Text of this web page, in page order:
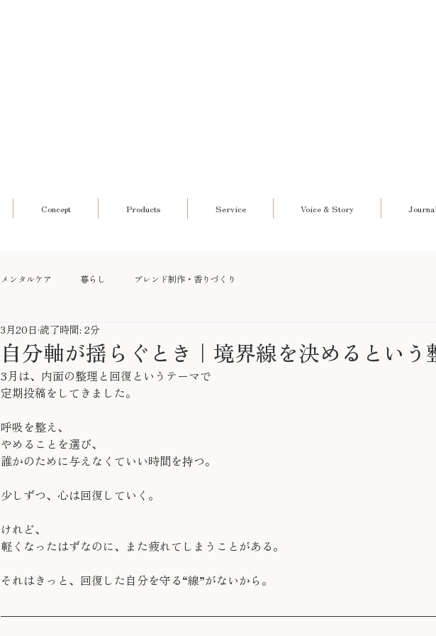
メンタルケア 暮らし ブレンド制作・香りづくり
自分軸が揺らぐとき｜境界線を決めるという
3月20日 読了時間: 2分
3月は、内面の整理と回復というテーマで
定期投稿をしてきました。
呼吸を整え、
やめることを選び、
誰かのために与えなくていい時間を持つ。
少しずつ、心は回復していく。
けれど、
軽くなったはずなのに、また疲れてしまうことがある。
それはきっと、回復した自分を守る“線”がないから。
Concept Products Service Voice & Story